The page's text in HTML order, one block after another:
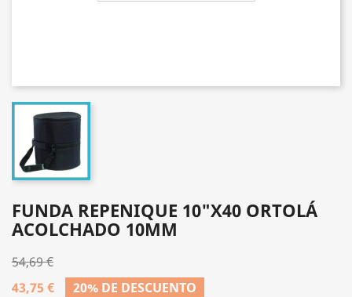
FUNDA REPENIQUE 10"X40 ORTOLÁ
ACOLCHADO 10MM
54,69 €
43,75 €
20% DE DESCUENTO